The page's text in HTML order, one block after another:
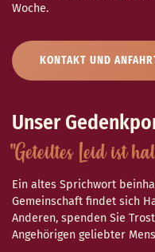
Woche.
KONTAKT UND
Unser
"Geteiltes Leid ist
Ein altes Sprichwort
Gemeinschaft findet sich
Anderen, spenden Sie
Angehörigen geliebter